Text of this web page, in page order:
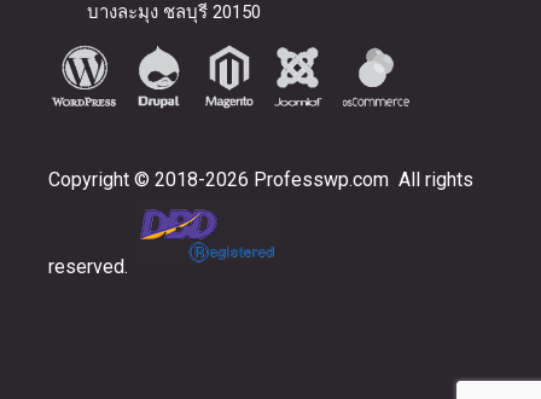
บางละมุง ชลบุรี 20150
Copyright © 2018-2026 Professwp.com All rights
reserved.